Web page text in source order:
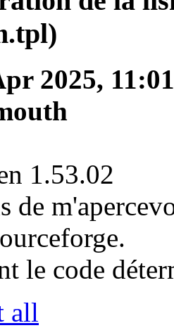
2025, 11:01
1.53.02
de
le code
all